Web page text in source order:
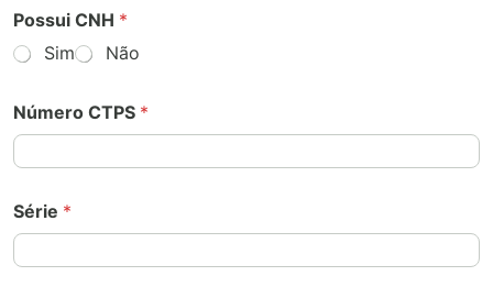
Possui CNH *
Sim
Não
Número CTPS *
Série *